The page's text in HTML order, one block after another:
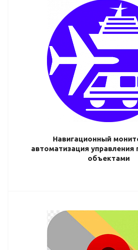
Навигационный
автоматизация
объектами